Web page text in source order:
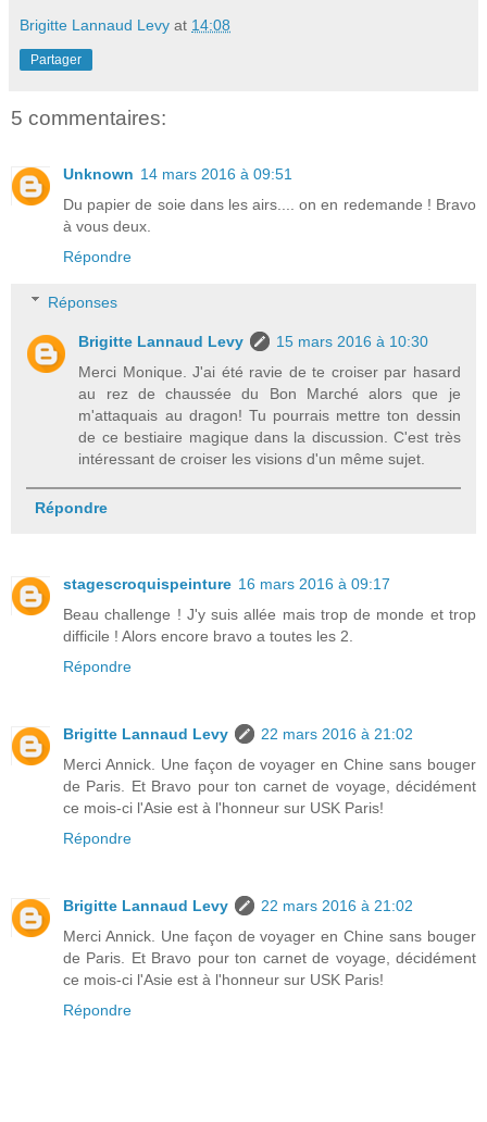
Brigitte Lannaud Levy at 14:08
Partager
5 commentaires:
Unknown 14 mars 2016 à 09:51
Du papier de soie dans les airs.... on en redemande ! Bravo
à vous deux.
Répondre
Réponses
Brigitte Lannaud Levy
15 mars 2016 à 10:30
Merci Monique. J'ai été ravie de te croiser par hasard
au rez de chaussée du Bon Marché alors que je
m'attaquais au dragon! Tu pourrais mettre ton dessin
de ce bestiaire magique dans la discussion. C'est très
intéressant de croiser les visions d'un même sujet.
Répondre
stagescroquispeinture 16 mars 2016 à 09:17
Beau challenge ! J'y suis allée mais trop de monde et trop
difficile ! Alors encore bravo a toutes les 2.
Répondre
Brigitte Lannaud Levy
22 mars 2016 à 21:02
Merci Annick. Une façon de voyager en Chine sans bouger
de Paris. Et Bravo pour ton carnet de voyage, décidément
ce mois-ci l'Asie est à l'honneur sur USK Paris!
Répondre
Brigitte Lannaud Levy
22 mars 2016 à 21:02
Merci Annick. Une façon de voyager en Chine sans bouger
de Paris. Et Bravo pour ton carnet de voyage, décidément
ce mois-ci l'Asie est à l'honneur sur USK Paris!
Répondre